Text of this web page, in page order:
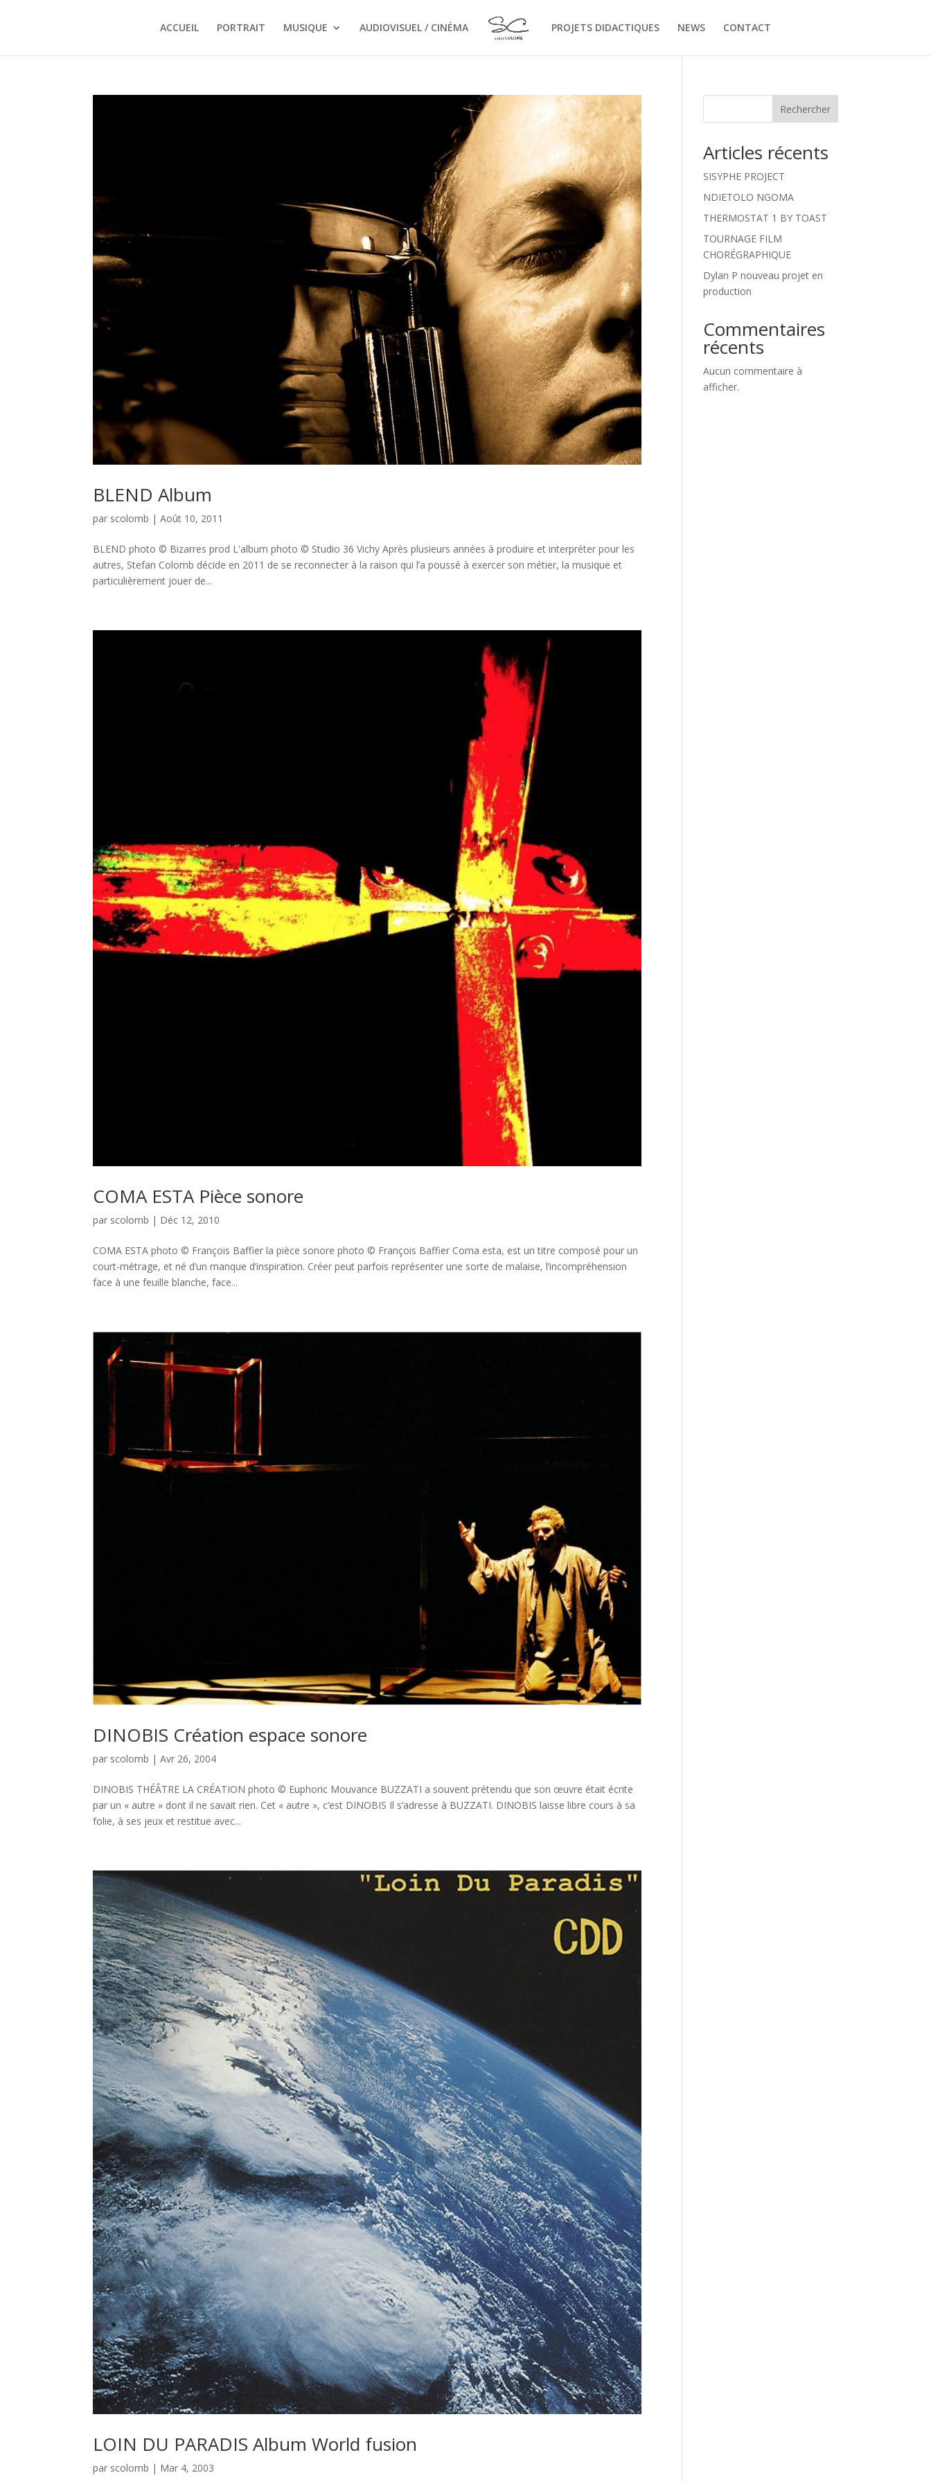
ACCUEIL PORTRAIT MUSIQUE AUDIOVISUEL / CINÉMA PROJETS DIDACTIQUES NEWS CONTACT
BLEND Album
par scolomb |Août 10, 2011
BLEND photo © Bizarres prod L'album photo © Studio 36 Vichy Après plusieurs années à produire et interpréter pour les
autres, Stefan Colomb décide en 2011 de se reconnecter à la raison qui l’a poussé à exercer son métier, la musique et
particulièrement jouer de...
COMA ESTA Pièce sonore
par scolomb | Déc 12, 2010
COMA ESTA photo © François Baffier la pièce sonore photo © François Baffier Coma esta, est un titre composé pour un
court-métrage, et né d’un manque d’inspiration. Créer peut parfois représenter une sorte de malaise, l’incompréhension
face à une feuille blanche, face...
DINOBIS Création espace sonore
par scolomb |Avr 26, 2004
DINOBIS THÉÂTRE LA CRÉATION photo © Euphoric Mouvance BUZZATI a souvent prétendu que son œuvre était écrite
par un « autre » dont il ne savait rien. Cet « autre », c’est DINOBIS Il s’adresse à BUZZATI. DINOBIS laisse libre cours à sa
folie, à ses jeux et restitue avec...
LOIN DU PARADIS Album World fusion
par scolomb | Mar 4, 2003
Rechercher
Articles récents
SISYPHE PROJECT
NDIETOLO NGOMA
THERMOSTAT 1 BY TOAST
TOURNAGE FILM
CHORÉGRAPHIQUE
Dylan P nouveau projet en
production
Commentaires
récents
Aucun commentaire à
afficher.